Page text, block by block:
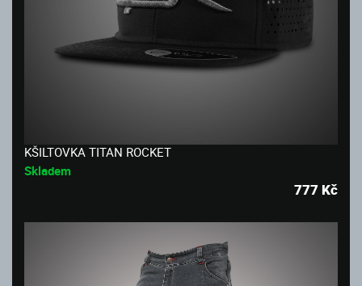
KŠILTOVKA TITAN ROCKET
Skladem
777 Kč